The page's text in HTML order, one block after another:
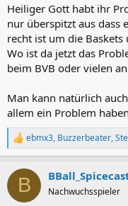
:
Heiliger Gott habt ihr
nur überspitzt aus dass
recht ist um die Baskets
Wo ist da jetzt das
beim BVB oder vielen
Man kann natürlich
allem ein Problem
R
e
k
i
ebmx3, Buzzerbeater,
B Nachwuchsspieler